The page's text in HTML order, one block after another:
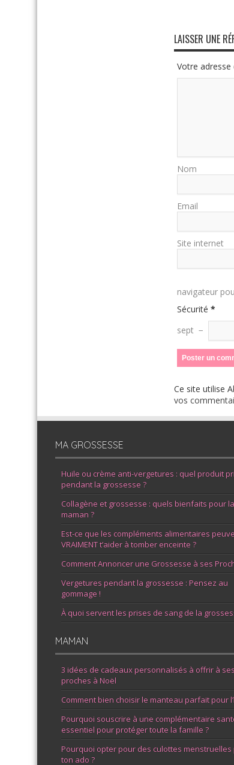
LAISSER UNE
Votre adresse
Nom
Email
Site internet
navigateur
Sécurité *
sept −
Ce site utilise
vos
MA GROSSESSE
Huile ou crème anti-vergetures : quel produit
pendant la grossesse ?
Collagène et grossesse : quels bienfaits pour
maman ?
Est-ce que les compléments alimentaires
VRAIMENT t’aider à tomber enceinte ?
Comment Annoncer une Grossesse à ses
Vergetures pendant la grossesse : Pensez au
gommage !
À quoi servent les prises de sang de la
MAMAN
3 idées de cadeaux personnalisés à offrir à ses
proches à Noël
Comment bien choisir le manteau parfait pour
Pourquoi souscrire à une complémentaire
essentiel pour protéger toute la famille ?
Pourquoi opter pour des culottes menstruelles
ton ado ?